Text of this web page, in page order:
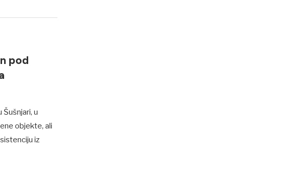
pod
u
objekte, ali
iz